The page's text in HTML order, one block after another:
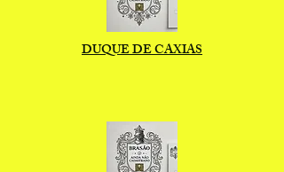
DUQUE DE CAXIAS